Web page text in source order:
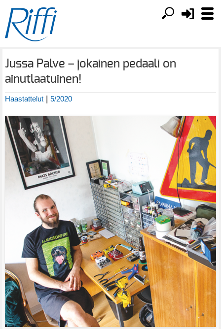
Jussa Palve – jokainen pedaali on
ainutlaatuinen!
Haastattelut | 5/2020